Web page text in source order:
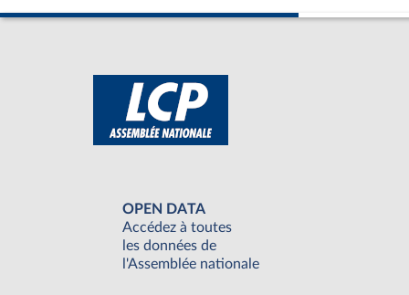
OPEN DATA
Accédez à toutes
les données de
l'Assemblée nationale